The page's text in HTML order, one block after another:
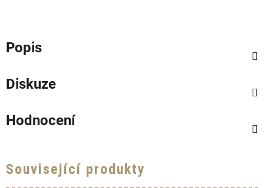
Popis
Diskuze
Hodnocení
Související produkty